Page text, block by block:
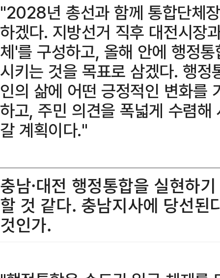
"2028년 총선과 함께 통합단체
하겠다. 지방선거 직후 대전시장
체'를 구성하고, 올해 안에 행정
시키는 것을 목표로 삼겠다. 행
인의 삶에 어떤 긍정적인 변화를
하고, 주민 의견을 폭넓게 수렴
갈 계획이다."
충남·대전 행정통합을 실현하
할 것 같다. 충남지사에 당선된
것인가.